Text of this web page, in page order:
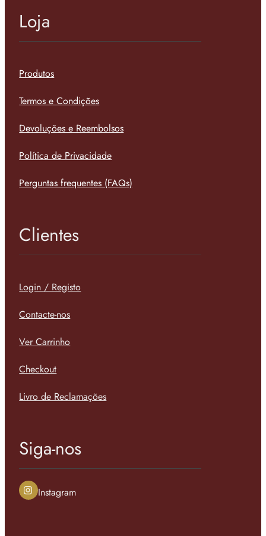
Loja
Produtos
Termos e Condições
Devoluções e Reembolsos
Política de Privacidade
Perguntas frequentes (FAQs)
Clientes
Login / Registo
Contacte-nos
Ver Carrinho
Checkout
Livro de Reclamações
Siga-nos
Instagram